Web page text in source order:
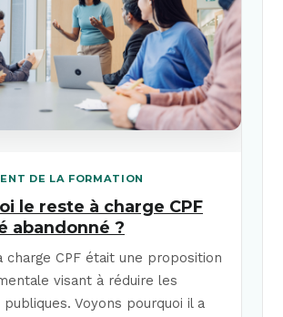
DE LA FORMATION
le reste à charge CPF
abandonné ?
charge CPF était une proposition
visant à réduire les
Voyons pourquoi il a